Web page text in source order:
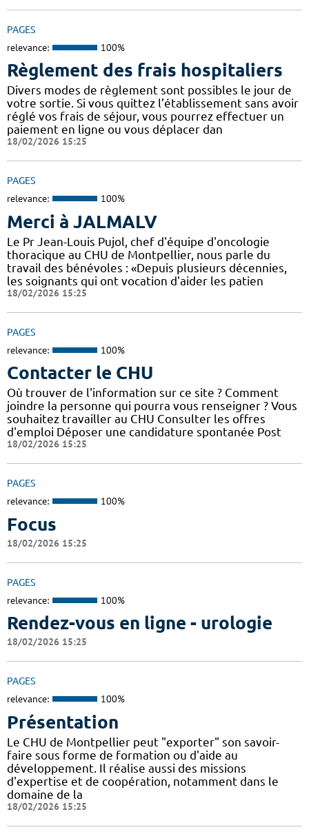
PAGES
relevance: 100%
Règlement des frais hospitaliers
Divers modes de règlement sont possibles le jour de
votre sortie. Si vous quittez l’établissement sans avoir
réglé vos frais de séjour, vous pourrez effectuer un
paiement en ligne ou vous déplacer dan
18/02/2026 15:25
PAGES
relevance: 100%
Merci à JALMALV
Le Pr Jean-Louis Pujol, chef d'équipe d'oncologie
thoracique au CHU de Montpellier, nous parle du
travail des bénévoles : «Depuis plusieurs décennies,
les soignants qui ont vocation d'aider les patien
18/02/2026 15:25
PAGES
relevance: 100%
Contacter le CHU
Où trouver de l'information sur ce site ? Comment
joindre la personne qui pourra vous renseigner ? Vous
souhaitez travailler au CHU Consulter les offres
d'emploi Déposer une candidature spontanée Post
18/02/2026 15:25
PAGES
relevance: 100%
Focus
18/02/2026 15:25
PAGES
relevance: 100%
Rendez-vous en ligne - urologie
18/02/2026 15:25
PAGES
relevance: 100%
Présentation
Le CHU de Montpellier peut "exporter" son savoir-
faire sous forme de formation ou d'aide au
développement. Il réalise aussi des missions
d'expertise et de coopération, notamment dans le
domaine de la
18/02/2026 15:25